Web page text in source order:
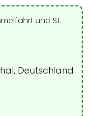
Deutschland